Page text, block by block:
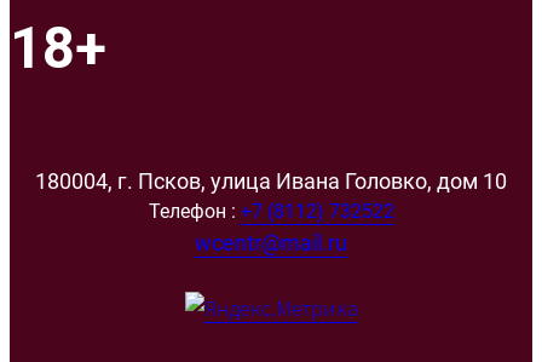
18+
180004, г. Псков, улица Ивана Головко, дом 10
Телефон : +7 (8112) 732522
wcentr@mail.ru